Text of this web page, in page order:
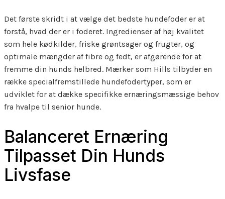
Det første skridt i at vælge det bedste hundefoder er at
forstå, hvad der er i foderet. Ingredienser af høj kvalitet
som hele kødkilder, friske grøntsager og frugter, og
optimale mængder af fibre og fedt, er afgørende for at
fremme din hunds helbred. Mærker som Hills tilbyder en
række specialfremstillede hundefodertyper, som er
udviklet for at dække specifikke ernæringsmæssige behov
fra hvalpe til senior hunde.
Balanceret Ernæring
Tilpasset Din Hunds
Livsfase